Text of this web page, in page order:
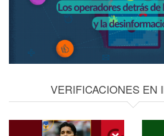
VERIFICACIONES EN